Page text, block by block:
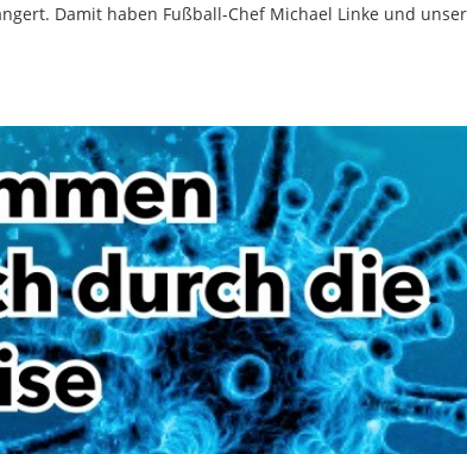
Damit haben Fußball-Chef Michael Linke und